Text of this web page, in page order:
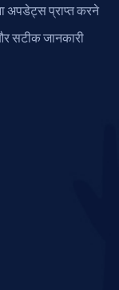
अपडेट्स प्राप्त करने
सटीक जानकारी